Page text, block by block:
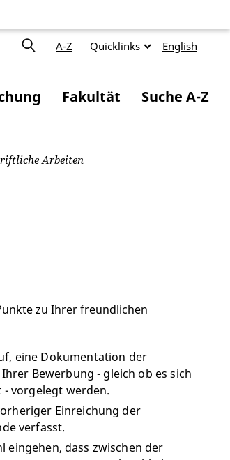
A-Z Quicklinks English
Fakultät Suche A-Z
Arbeiten
zu Ihrer freundlichen
eine Dokumentation der
Bewerbung - gleich ob es sich
vorgelegt werden.
Einreichung der
verfasst.
eingehen, dass zwischen der